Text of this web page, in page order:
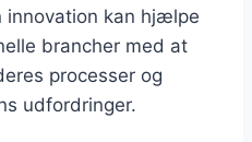
innovation kan hjælpe
brancher med at
processer og
udfordringer.